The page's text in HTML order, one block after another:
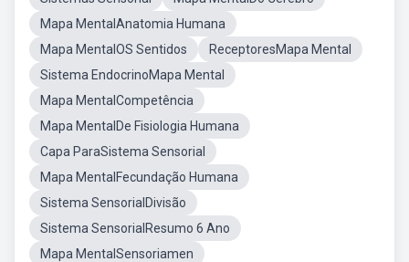
Mapa MentalAnatomia Humana
Mapa MentalOS Sentidos
ReceptoresMapa Mental
Sistema EndocrinoMapa Mental
Mapa MentalCompetência
Mapa MentalDe Fisiologia Humana
Capa ParaSistema Sensorial
Mapa MentalFecundação Humana
Sistema SensorialDivisão
Sistema SensorialResumo 6 Ano
Mapa MentalSensoriamen